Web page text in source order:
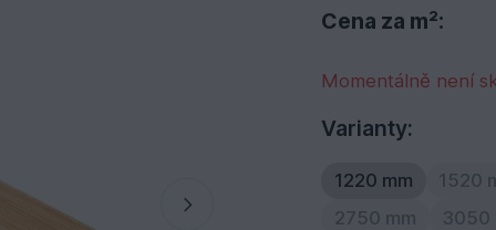
Cena za m²:
Momentálně není
Varianty:
1220 mm
1520
2750 mm
3050